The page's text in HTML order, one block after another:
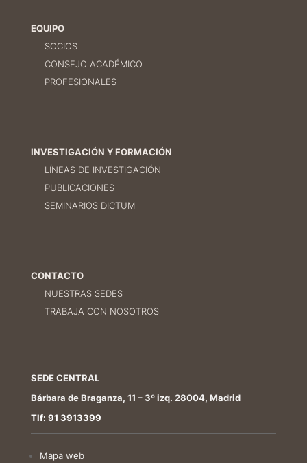
EQUIPO
SOCIOS
CONSEJO ACADÉMICO
PROFESIONALES
INVESTIGACIÓN Y FORMACIÓN
LÍNEAS DE INVESTIGACIÓN
PUBLICACIONES
SEMINARIOS DICTUM
CONTACTO
NUESTRAS SEDES
TRABAJA CON NOSOTROS
SEDE CENTRAL
Bárbara de Braganza, 11 – 3º izq. 28004, Madrid
Tlf: 91 3913399
Mapa web